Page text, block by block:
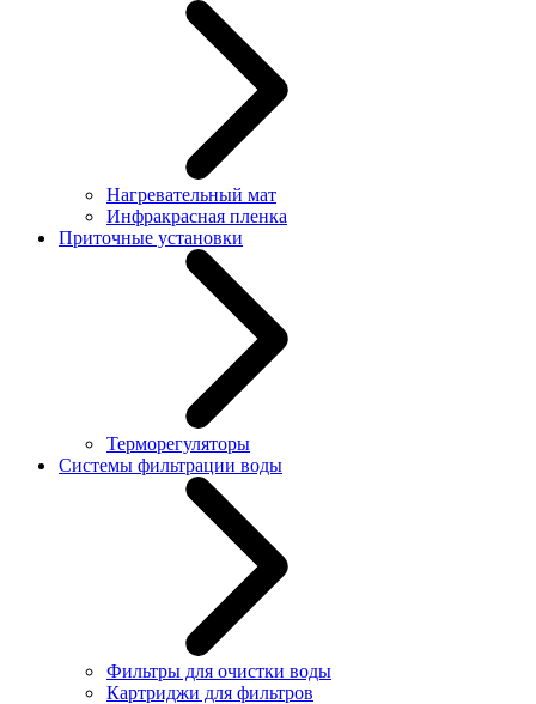
Нагревательный мат
Инфракрасная пленка
Приточные установки
Терморегуляторы
Системы фильтрации воды
Фильтры для очистки воды
Картриджи для фильтров